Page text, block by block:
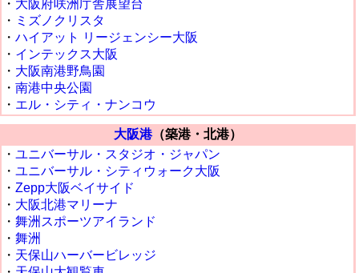
・ 大阪府咲洲庁舎展望台
・ ミズノクリスタ
・ ハイアット リージェンシー大阪
・ インテックス大阪
・ 大阪南港野鳥園
・ 南港中央公園
・ エル・シティ・ナンコウ
大阪港（築港・北港）
・ ユニバーサル・スタジオ・ジャパン
・ ユニバーサル・シティウォーク大阪
・ Zepp大阪ベイサイド
・ 大阪北港マリーナ
・ 舞洲スポーツアイランド
・ 舞洲
・ 天保山ハーバービレッジ